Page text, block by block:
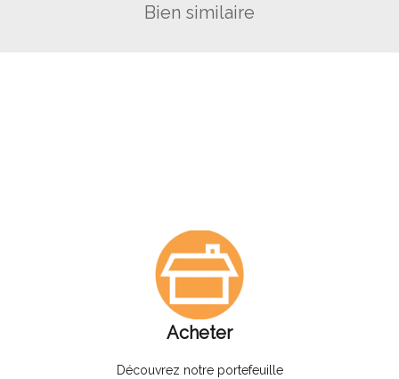
Bien similaire
Acheter
Découvrez notre portefeuille